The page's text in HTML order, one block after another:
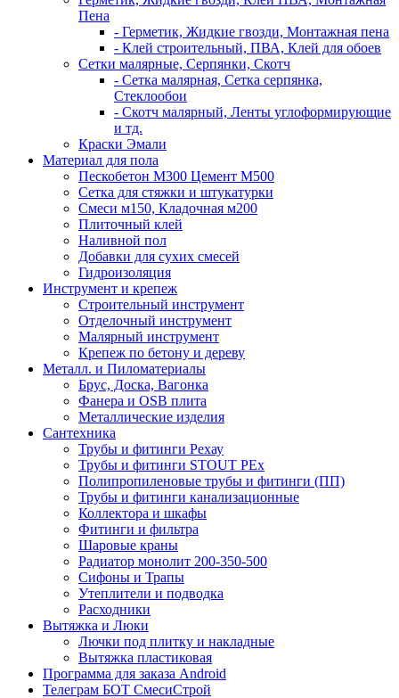
Пена
- Герметик, Жидкие гвозди, Монтажная пена
- Клей строительный, ПВА, Клей для обоев
Сетки малярные, Серпянки, Скотч
- Сетка малярная, Сетка серпянка,
Стеклообои
- Скотч малярный, Ленты углоформирующие
и тд.
Краски Эмали
Материал для пола
Пескобетон М300 Цемент М500
Сетка для стяжки и штукатурки
Смеси м150, Кладочная м200
Плиточный клей
Наливной пол
Добавки для сухих смесей
Гидроизоляция
Инструмент и крепеж
Строительный инструмент
Отделочный инструмент
Малярный инструмент
Крепеж по бетону и дереву
Металл. и Пиломатериалы
Брус, Доска, Вагонка
Фанера и OSB плита
Металлические изделия
Сантехника
Трубы и фитинги Рехау
Трубы и фитинги STOUT PEx
Полипропиленовые трубы и фитинги (ПП)
Трубы и фитинги канализационные
Коллектора и шкафы
Фитинги и фильтра
Шаровые краны
Радиатор монолит 200-350-500
Сифоны и Трапы
Утеплители и подводка
Расходники
Вытяжка и Люки
Лючки под плитку и накладные
Вытяжка пластиковая
Программа для заказа Android
Телеграм БОТ СмесиСтрой